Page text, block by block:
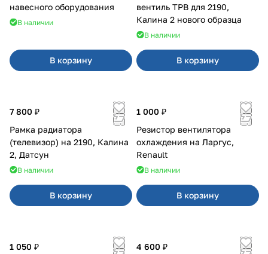
навесного оборудования
В наличии
В корзину
вентиль ТРВ для 2190,
Калина 2 нового образца
В наличии
В корзину
7 800 ₽
Рамка радиатора
(телевизор) на 2190, Калина
2, Датсун
В наличии
В корзину
1 000 ₽
Резистор вентилятора
охлаждения на Ларгус,
Renault
В наличии
В корзину
1 050 ₽
4 600 ₽